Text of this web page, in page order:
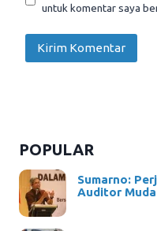
untuk komentar saya
POPULAR
Sumarno:
Auditor